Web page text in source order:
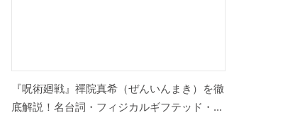
『呪術廻戦』禪院真希（ぜんいんまき）を徹
底解説！名台詞・フィジカルギフテッド・...